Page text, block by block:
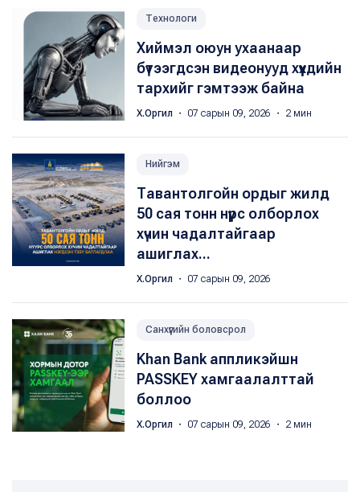
Технологи
Хиймэл оюун ухаанаар
бүтээгдсэн видеонууд хүүхдийн
тархийг гэмтээж байна
Х.Оргил ・ 07 сарын 09, 2026 ・ 2 мин
Нийгэм
Тавантолгойн ордыг жилд
50 сая тонн нүүрс олборлох
хүчин чадалтайгаар
ашиглах...
Х.Оргил ・ 07 сарын 09, 2026
Санхүүгийн боловсрол
Khan Bank аппликэйшн
PASSKEY хамгаалалттай
боллоо
Х.Оргил ・ 07 сарын 09, 2026 ・ 2 мин